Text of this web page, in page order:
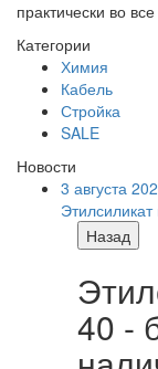
практически во
Категории
Химия
Кабель
Стройка
SALE
Новости
3 августа
Назад
40 -